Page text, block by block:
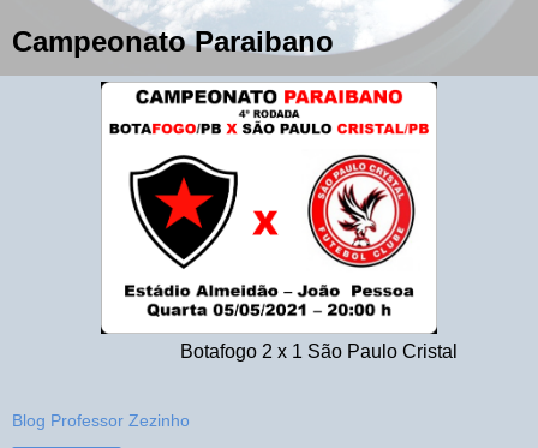
Campeonato Paraibano
Botafogo 2 x 1 São Paulo Cristal
Blog Professor Zezinho